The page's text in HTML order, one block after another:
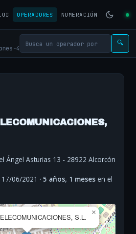
OPERADORES NUMERACIÓN
4
🔍
Ángel Asturias 13 - 28922 Alcorcón
17/06/2021 ·5 años, 1 meses en el
S.L.
×